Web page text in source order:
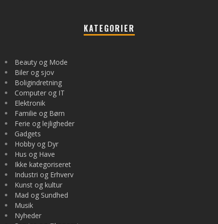
KATEGORIER
Beauty og Mode
Biler og sjov
Boligindretning
Computer og IT
Elektronik
Familie og Børn
Ferie og lejligheder
Gadgets
Hobby og Dyr
Hus og Have
Ikke kategoriseret
Industri og Erhverv
Kunst og kultur
Mad og Sundhed
Musik
Nyheder